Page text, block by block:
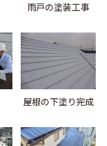
雨戸の塗装工事
屋根の下塗り完成